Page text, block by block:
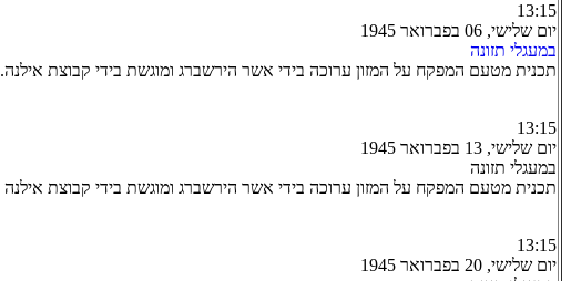
13:15
יום שלישי, 06 בפברואר 1945
במעגלי תזונה
תכנית מטעם המפקח על המזון ערוכה בידי אשר הירשברג ומוגשת בידי קבוצת אילנה.
13:15
יום שלישי, 13 בפברואר 1945
במעגלי תזונה
תכנית מטעם המפקח על המזון ערוכה בידי אשר הירשברג ומוגשת בידי קבוצת אילנה
13:15
יום שלישי, 20 בפברואר 1945